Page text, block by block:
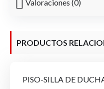
Valoraciones (0)
PRODUCTOS
PISO-SILLA DE